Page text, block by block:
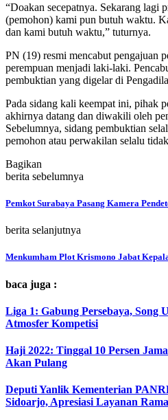
“Doakan secepatnya. Sekarang lagi
(pemohon) kami pun butuh waktu.
dan kami butuh waktu,” tuturnya.
PN (19) resmi mencabut pengajuan
perempuan menjadi laki-laki.
pembuktian yang digelar di
Pada sidang kali keempat ini, pihak
akhirnya datang dan diwakili oleh
Sebelumnya, sidang pembuktian
pemohon atau perwakilan selalu
Bagikan
berita sebelumnya
Pemkot Surabaya Pasang Kamera
berita selanjutnya
Menkumham Plot Krismono Jabat
baca juga :
Liga 1: Gabung Persebaya, Song
Atmosfer Kompetisi
Haji 2022: Tinggal 10 Persen
Akan Pulang
Deputi Yanlik Kementerian
Sidoarjo, Apresiasi Layanan